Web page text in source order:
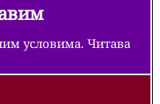
условима. Читава